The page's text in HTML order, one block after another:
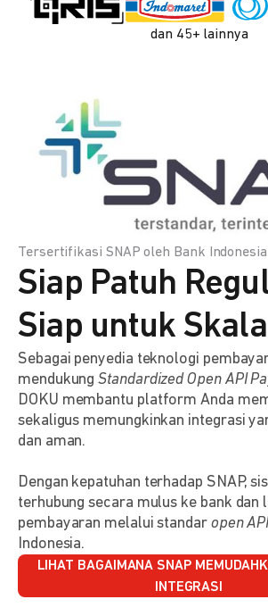
dan 45+ lainnya
Tersertifikasi SNAP oleh Bank Indonesia
Siap Patuh
Siap untuk
Sebagai penyedia teknologi
mendukungStandardized Open API
DOKU membantu platform Anda
sekaligus memungkinkan integrasi
dan aman.
Dengan kepatuhan terhadap SNAP,
terhubung secara mulus ke bank dan
pembayaran melalui standar open
Indonesia.
LIHAT BAGAIMANA SNAP
INTEGRASI